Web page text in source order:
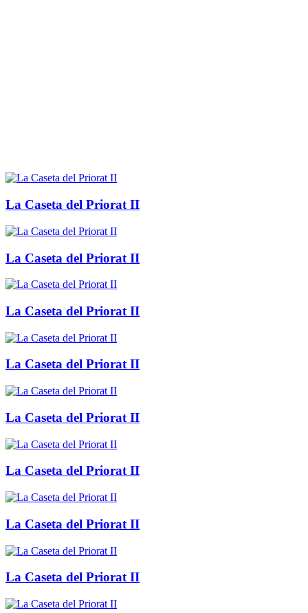
La Caseta del Priorat II
La Caseta del Priorat II
La Caseta del Priorat II
La Caseta del Priorat II
La Caseta del Priorat II
La Caseta del Priorat II
La Caseta del Priorat II
La Caseta del Priorat II